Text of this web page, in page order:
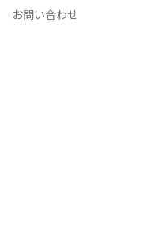
お問い合わせ